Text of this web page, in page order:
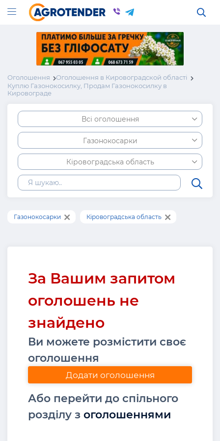
Оголошення
Оголошення в Кировоградской області
Куплю Газонокосилку, Продам Газонокосилку в
Кировограде
Всі оголошення
Газонокосарки
Кіровоградська область
Газонокосарки Кіровоградська область
За Вашим запитом
оголошень не
знайдено
Ви можете розмістити своє
оголошення
Додати оголошення
Або перейти до спільного
розділу з оголошеннями